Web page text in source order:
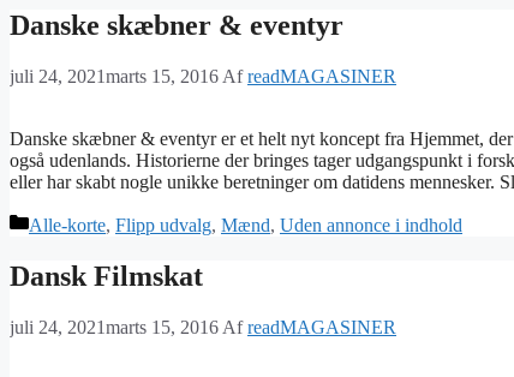
Danske skæbner & eventyr
juli 24, 2021marts 15, 2016 AfreadMAGASINER
Danske skæbner & eventyr er et helt nyt koncept fra Hjemmet,
også udenlands. Historierne der bringes tager udgangspunkt i
eller har skabt nogle unikke beretninger om datidens
Kategorier
Alle-korte, Flipp udvalg, Mænd, Uden annonce i indhold
Dansk Filmskat
juli 24, 2021marts 15, 2016 AfreadMAGASINER